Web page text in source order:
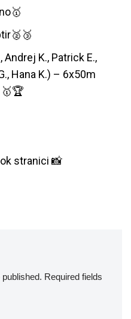
Andrej K., Patrick E.,
Hana K.) – 6x50m
stranici 📸
Required fields